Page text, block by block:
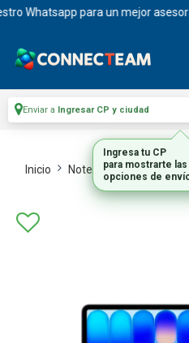
Whatsapp para un mejor
Enviar a Ingresar CP y ciudad
Inicio Notebooks Y Tablets
Ingresa tu CP
para mostrarte
opciones de